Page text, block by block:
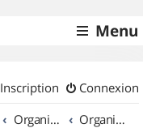
Menu
Connexion
Inscription
Organisation de sorties & Recherche de partenaires Organisation de sorties en région Franche Comté